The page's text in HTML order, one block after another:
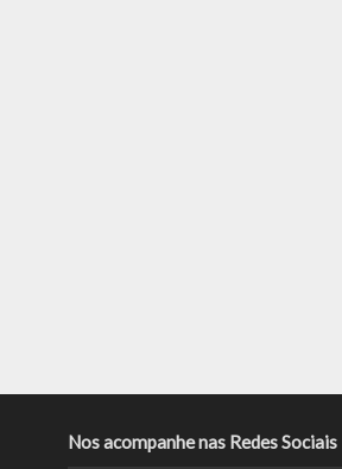
Nos acompanhe nas Redes Sociais